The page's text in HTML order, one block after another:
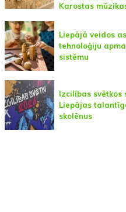
Karostas
Liepājā veidos
tehnoloģiju
sistēmu
Izcilības svētkos
Liepājas
skolēnus